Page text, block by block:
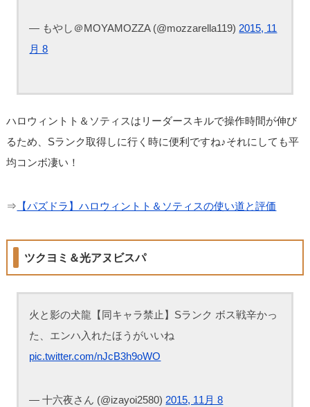
— もやし＠MOYAMOZZA (@mozzarella119)2015, 11
月 8
ハロウィントト＆ソティスはリーダースキルで操作時間が伸び
るため、Sランク取得しに行く時に便利ですね♪それにしても平
均コンボ凄い！
⇒ 【パズドラ】ハロウィントト＆ソティスの使い道と評価
ツクヨミ＆光アヌビスパ
火と影の犬龍【同キャラ禁止】Sランク ボス戦辛かっ
た、エンハ入れたほうがいいね
pic.twitter.com/nJcB3h9oWO
— 十六夜さん (@izayoi2580) 2015, 11月 8